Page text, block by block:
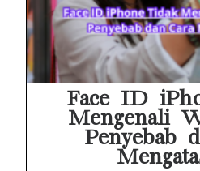
Face ID
Mengenali
Penyebab